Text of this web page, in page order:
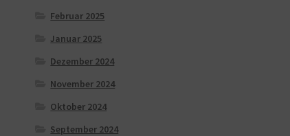
Februar 2025
Januar 2025
Dezember 2024
November 2024
Oktober 2024
September 2024